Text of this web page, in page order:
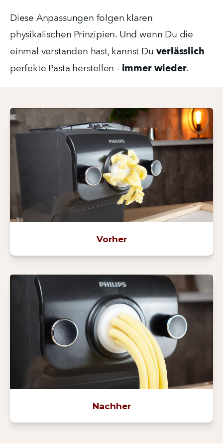
Diese Anpassungen folgen klaren
physikalischen Prinzipien. Und wenn Du die
einmal verstanden hast, kannst Du verlässlich
perfekte Pasta herstellen - immer wieder.
Vorher
Nachher